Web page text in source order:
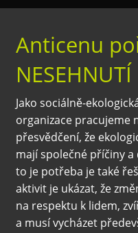
Anticenu
NESEHNUTÍ
Jako sociálně-
organizace pracujeme
přesvědčení, že
mají společné příčiny
to je potřeba je také
aktivit je ukázat, že
na respektu k lidem,
a musí vycházet